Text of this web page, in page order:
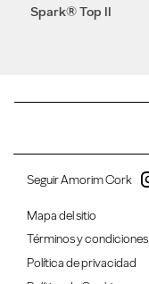
Spark® Top II
Seguir Amorim Cork
Mapa del sitio
Términos y condiciones
Política de privacidad